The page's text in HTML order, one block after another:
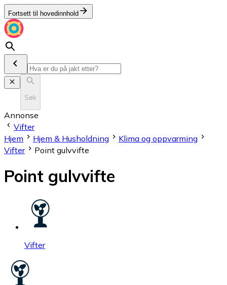
Fortsett til hovedinnhold
Søk
Annonse
Vifter
Hjem
Hjem & Husholdning
Klima og oppvarming
Vifter
Point gulvvifte
Point gulvvifte
Vifter